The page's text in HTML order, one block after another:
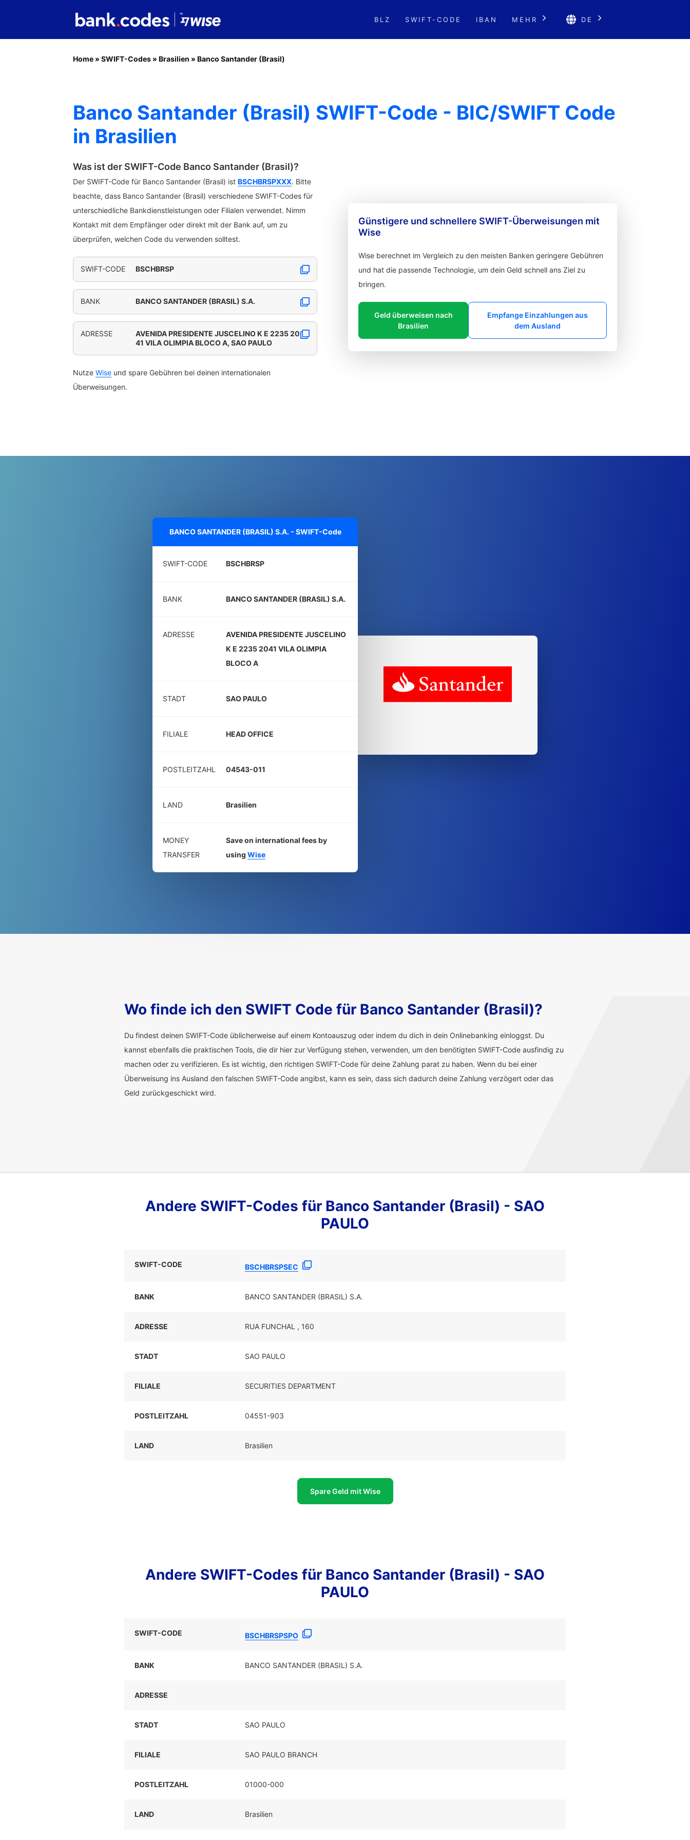
BLZ SWIFT-CODE IBAN MEHR DE
Home » SWIFT-Codes » Brasilien » Banco Santander (Brasil)
Banco Santander (Brasil) SWIFT-Code - BIC/SWIFT Code
in Brasilien
Was ist der SWIFT-Code Banco Santander (Brasil)?
Der SWIFT-Code für Banco Santander (Brasil) ist BSCHBRSPXXX. Bitte
beachte, dass Banco Santander (Brasil) verschiedene SWIFT-Codes für
unterschiedliche Bankdienstleistungen oder Filialen verwendet. Nimm
Kontakt mit dem Empfänger oder direkt mit der Bank auf, um zu
überprüfen, welchen Code du verwenden solltest.
SWIFT-CODE BSCHBRSP
BANK BANCO SANTANDER (BRASIL) S.A.
ADRESSE
AVENIDA PRESIDENTE JUSCELINO K E 2235 20
41 VILA OLIMPIA BLOCO A, SAO PAULO
Nutze Wise und spare Gebühren bei deinen internationalen
Überweisungen.
Günstigere und schnellere SWIFT-Überweisungen mit
Wise
Wise berechnet im Vergleich zu den meisten Banken geringere Gebühren
und hat die passende Technologie, um dein Geld schnell ans Ziel zu
bringen.
Geld überweisen nach
Brasilien
Empfange Einzahlungen aus
dem Ausland
BANCO SANTANDER (BRASIL) S.A. - SWIFT-Code
SWIFT-CODE BSCHBRSP
BANK BANCO SANTANDER (BRASIL) S.A.
ADRESSE
AVENIDA PRESIDENTE JUSCELINO
K E 2235 2041 VILA OLIMPIA
BLOCO A
STADT SAO PAULO
FILIALE HEAD OFFICE
POSTLEITZAHL 04543-011
LAND Brasilien
MONEY
TRANSFER
Save on international fees by
using Wise
Wo finde ich den SWIFT Code für Banco Santander (Brasil)?
Du findest deinen SWIFT-Code üblicherweise auf einem Kontoauszug oder indem du dich in dein Onlinebanking einloggst. Du
kannst ebenfalls die praktischen Tools, die dir hier zur Verfügung stehen, verwenden, um den benötigten SWIFT-Code ausfindig zu
machen oder zu verifizieren. Es ist wichtig, den richtigen SWIFT-Code für deine Zahlung parat zu haben. Wenn du bei einer
Überweisung ins Ausland den falschen SWIFT-Code angibst, kann es sein, dass sich dadurch deine Zahlung verzögert oder das
Geld zurückgeschickt wird.
Andere SWIFT-Codes für Banco Santander (Brasil) - SAO
PAULO
SWIFT-CODE BSCHBRSPSEC
BANK BANCO SANTANDER (BRASIL) S.A.
ADRESSE RUA FUNCHAL , 160
STADT SAO PAULO
FILIALE SECURITIES DEPARTMENT
POSTLEITZAHL 04551-903
LAND Brasilien
Spare Geld mit Wise
Andere SWIFT-Codes für Banco Santander (Brasil) - SAO
PAULO
SWIFT-CODE BSCHBRSPSPO
BANK BANCO SANTANDER (BRASIL) S.A.
ADRESSE
STADT SAO PAULO
FILIALE SAO PAULO BRANCH
POSTLEITZAHL 01000-000
LAND Brasilien